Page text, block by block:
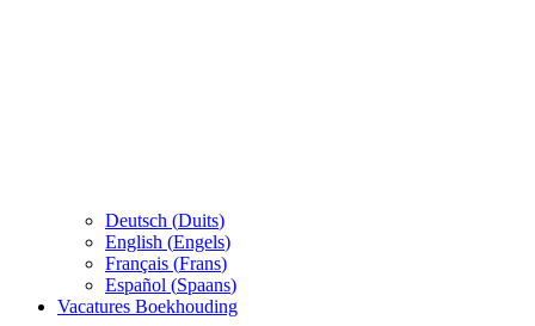
Deutsch (Duits)
English (Engels)
Français (Frans)
Español (Spaans)
Vacatures Boekhouding